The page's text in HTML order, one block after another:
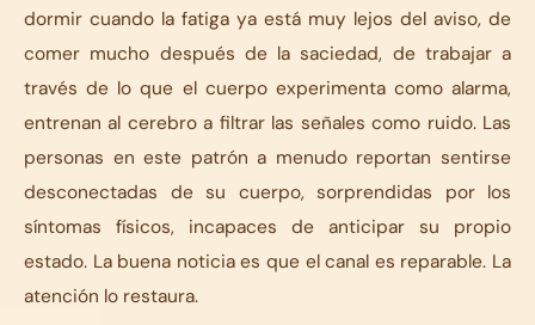
dormir cuando la fatiga ya está muy lejos del aviso, de
comer mucho después de la saciedad, de trabajar a
través de lo que el cuerpo experimenta como alarma,
entrenan al cerebro a filtrar las señales como ruido. Las
personas en este patrón a menudo reportan sentirse
desconectadas de su cuerpo, sorprendidas por los
síntomas físicos, incapaces de anticipar su propio
estado. La buena noticia es que el canal es reparable. La
atención lo restaura.